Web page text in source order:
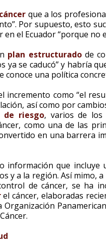
que a los
Por supuesto, esto
en el Ecuador “porque
plan estructuradode
ya se caducó” y habría
conoce una política
incremento como “el
así como por
de riesgo, varios de los
como una de las
en una barrera
información que
y a la región. Así mimo,
de cáncer, se ha
el cáncer, elaboradas
Organización